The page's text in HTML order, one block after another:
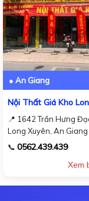
● An Giang
Nội Thất Giá Kho
📍 1642 Trần Hưng
Long Xuyên, An Giang
📞 0562.439.439
Xem